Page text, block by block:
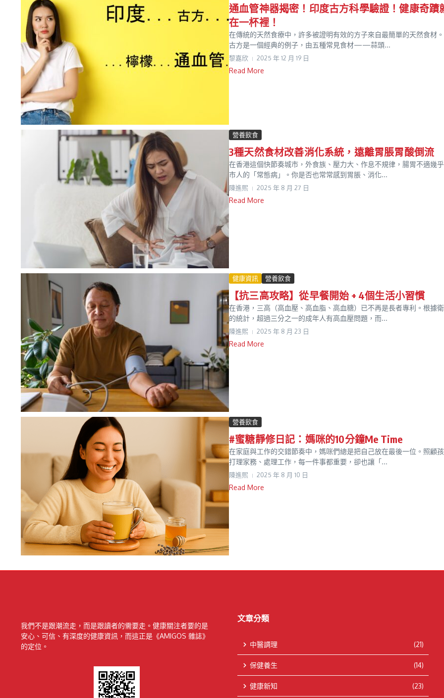
通血管神器揭密！印度古方科學驗證！健康奇蹟
在一杯裡！
在傳統的天然食療中，許多被證明有效的方子來自最簡單的天然食材
古方是一個經典的例子，由五種常見食材——蒜頭...
黎嘉欣 2025 年 12 月 19 日
Read More
營養飲食
3種天然食材改善消化系統，遠離胃脹胃酸倒流
在香港這個快節奏城市，外食族、壓力大、作息不規律，腸胃不適幾
市人的「常態病」。你是否也常常感到胃脹、消化...
陳進𤋮 2025 年 8 月 27 日
Read More
健康資訊 營養飲食
【抗三高攻略】從早餐開始 + 4個生活小習慣
在香港，三高（高血壓、高血脂、高血糖）已不再是長者專利。根據
的統計，超過三分之一的成年人有高血壓問題，而...
陳進𤋮 2025 年 8 月 23 日
Read More
營養飲食
#蜜糖靜修日記：媽咪的10分鐘Me Time
在家庭與工作的交錯節奏中，媽咪們總是把自己放在最後一位。照顧孩
打理家務、處理工作，每一件事都重要，卻也讓「...
陳進𤋮 2025 年 8 月 10 日
Read More
我們不是跟潮流走，而是跟讀者的需要走。健康關注者要的是
安心、可信、有深度的健康資訊，而這正是《AMIGOS 雜誌》
的定位。
文章分類
中醫調理 (21)
保健養生 (14)
健康新知 (23)